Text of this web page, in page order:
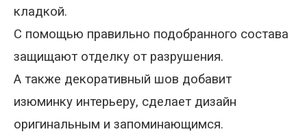
кладкой.
С помощью правильно подобранного состава
защищают отделку от разрушения.
А также декоративный шов добавит
изюминку интерьеру, сделает дизайн
оригинальным и запоминающимся.